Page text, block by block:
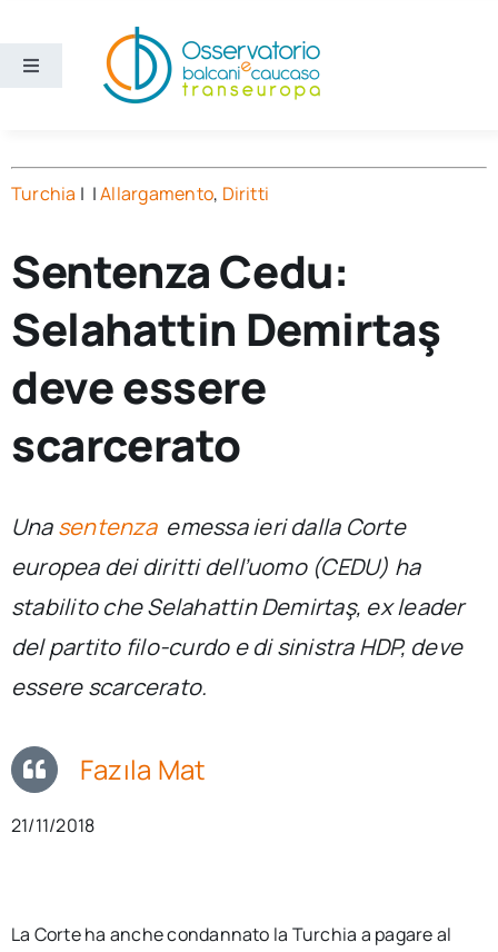
contenuto
Toggle
Temi
Ricerca e divulgazione
Sezioni
per:
Newsletter
Ita
Turchia | |Allargamento, Diritti
Sentenza Cedu:
Selahattin Demirtaş
deve essere
scarcerato
Unasentenza emessa ieri dalla Corte
europea dei diritti dell’uomo (CEDU) ha
stabilito che Selahattin Demirtaş, ex leader
del partito filo-curdo e di sinistra HDP, deve
essere scarcerato.
Fazıla Mat
21/11/2018
La Corte ha anche condannato la Turchia a pagare al